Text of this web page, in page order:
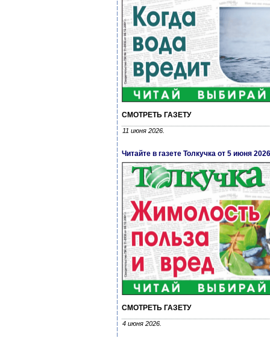
СМОТРЕТЬ ГАЗЕТУ
11 июня 2026.
Читайте в газете Толкучка от 5 июня 2026
СМОТРЕТЬ ГАЗЕТУ
4 июня 2026.